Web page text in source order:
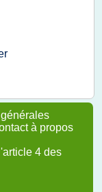
à propos
4 des